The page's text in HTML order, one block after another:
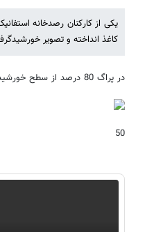
یکی از کارکنان رصدخانه
کاغذ انداخته و تصویر
در پراگ 80 درصد از سطح خورشید پوشیده شد. برای مشاهده عکس بزرگ از آسوشیتدپرس
50